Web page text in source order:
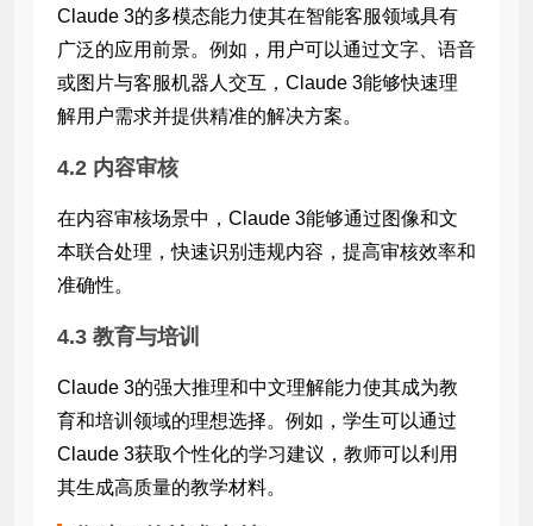
Claude 3的多模态能力使其在智能客服领域具有
广泛的应用前景。例如，用户可以通过文字、语音
或图片与客服机器人交互，Claude 3能够快速理
解用户需求并提供精准的解决方案。
4.2 内容审核
在内容审核场景中，Claude 3能够通过图像和文
本联合处理，快速识别违规内容，提高审核效率和
准确性。
4.3 教育与培训
Claude 3的强大推理和中文理解能力使其成为教
育和培训领域的理想选择。例如，学生可以通过
Claude 3获取个性化的学习建议，教师可以利用
其生成高质量的教学材料。